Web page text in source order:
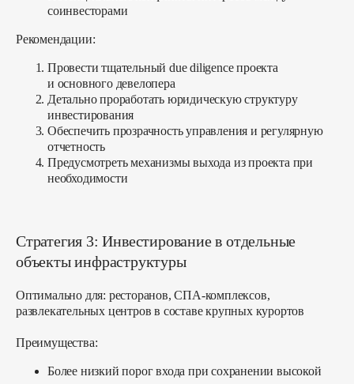
соинвесторами
Рекомендации:
Провести тщательный due diligence проекта
и основного девелопера
Детально проработать юридическую структуру
инвестирования
Обеспечить прозрачность управления и регулярную
отчетность
Предусмотреть механизмы выхода из проекта при
необходимости
Стратегия 3: Инвестирование в отдельные
объекты инфраструктуры
Оптимально для: ресторанов, СПА-комплексов,
развлекательных центров в составе крупных курортов
Преимущества:
Более низкий порог входа при сохранении высокой